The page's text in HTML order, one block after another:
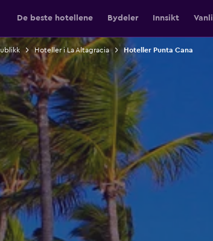
De beste hotellene Bydeler Innsikt
Hoteller i La Altagracia Hoteller Punta Cana